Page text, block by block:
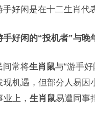
手好闲是在十二生肖代
手好闲的“投机者”与晚
间常将生肖鼠与“游手
现机遇，但部分人易因
业上， 生肖鼠易遭同事